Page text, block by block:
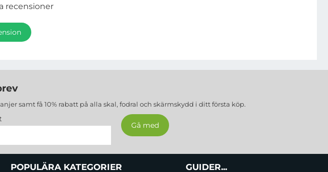
recensioner
samt få 10% rabatt på alla skal, fodral och skärmskydd i ditt första köp.
POPULÄRA KATEGORIER GUIDER...